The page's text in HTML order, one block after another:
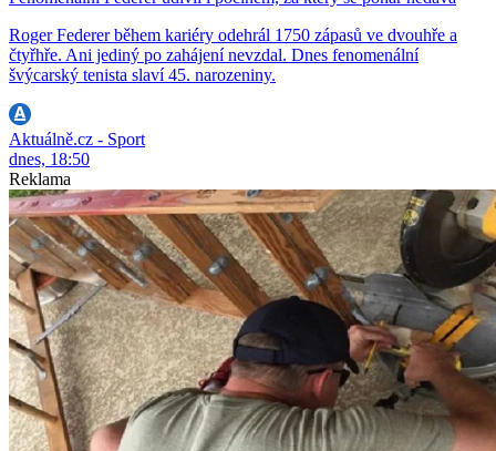
Roger Federer během kariéry odehrál 1750 zápasů ve dvouhře a
čtyřhře. Ani jediný po zahájení nevzdal. Dnes fenomenální
švýcarský tenista slaví 45. narozeniny.
Aktuálně.cz - Sport
dnes, 18:50
Reklama